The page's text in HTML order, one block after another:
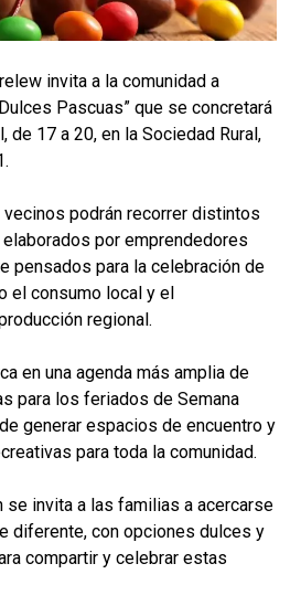
invita a la comunidad a
Pascuas” que se concretará
de 17 a 20, en la Sociedad Rural,
vecinos podrán recorrer distintos
por emprendedores
pensados para la celebración de
el consumo local y el
regional.
en una agenda más amplia de
para los feriados de Semana
generar espacios de encuentro y
para toda la comunidad.
se invita a las familias a acercarse
diferente, con opciones dulces y
compartir y celebrar estas